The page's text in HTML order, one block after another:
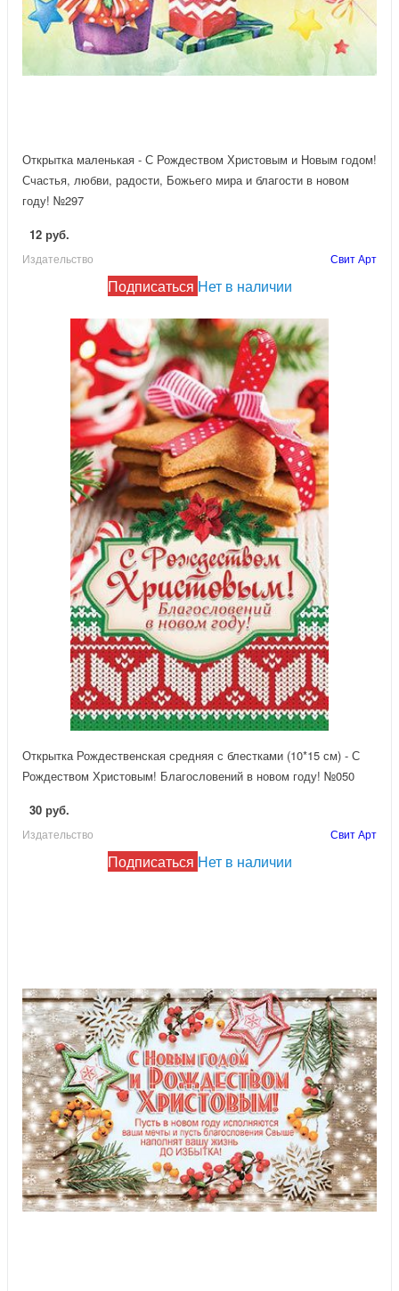
Открытка маленькая - С Рождеством Христовым и Новым годом!
Счастья, любви, радости, Божьего мира и благости в новом
году! №297
12 руб.
Издательство Свит Арт
Подписаться Нет в наличии
Открытка Рождественская средняя с блестками (10*15 см) - С
Рождеством Христовым! Благословений в новом году! №050
30 руб.
Издательство Свит Арт
Подписаться Нет в наличии